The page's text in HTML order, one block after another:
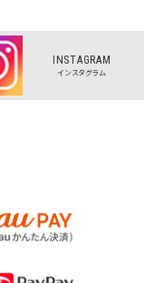
INSTAGRAM
インスタグラム